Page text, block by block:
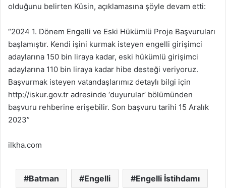
olduğunu belirten Küsin, açıklamasına şöyle devam etti:
“2024 1. Dönem Engelli ve Eski Hükümlü Proje Başvuruları
başlamıştır. Kendi işini kurmak isteyen engelli girişimci
adaylarına 150 bin liraya kadar, eski hükümlü girişimci
adaylarına 110 bin liraya kadar hibe desteği veriyoruz.
Başvurmak isteyen vatandaşlarımız detaylı bilgi için
http://iskur.gov.tr adresinde ‘duyurular’ bölümünden
başvuru rehberine erişebilir. Son başvuru tarihi 15 Aralık
2023”
ilkha.com
Batman Engelli Engelli İstihdamı